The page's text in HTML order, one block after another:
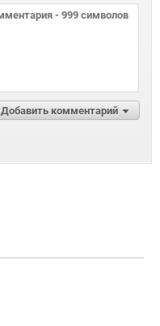
Добавить комментарий